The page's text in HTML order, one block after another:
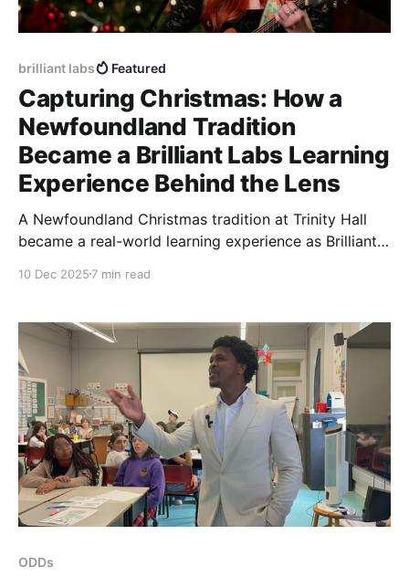
brilliant labs Featured
Capturing Christmas: How a
Newfoundland Tradition
Became a Brilliant Labs Learning
Experience Behind the Lens
A Newfoundland Christmas tradition at Trinity Hall
became a real-world learning experience as Brilliant
community through photography and storytelling.
10 Dec 2025 7 min read
ODDs